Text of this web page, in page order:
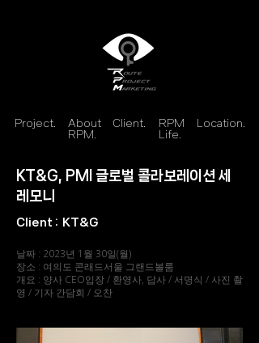
Project.
About
RPM.
Client.
RPM
Life.
Location.
KT&G, PMI 글로벌 콜라보레이션 세
레모니
Client : KT&G
날짜 : 2023년 1월 30일(월)
장소 : 여의도 콘래드서울 그랜드볼룸
개요 : 양사 CEO입장 / 환영사, 답사 / 서명식 / 사진 촬
영 / 기자 간담회 / 오찬